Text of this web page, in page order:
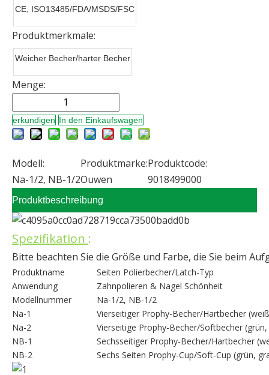
CE, ISO13485/FDA/MSDS/FSC
Produktmerkmale:
Weicher Becher/harter Becher
Menge:
erkundigen In den Einkaufswagen
Modell:
Na-1/2, NB-1/2
Produktmarke:
Ouwen
Produktcode:
9018499000
Produktbeschreibung
Spezifikation :
Bitte beachten Sie die Größe und Farbe, die Sie beim
Produktname
Seiten Polierbecher/Latch-Typ
Anwendung
Zahnpolieren & Nagel Schönheit
Modellnummer
Na-1/2, NB-1/2
Na-1
Vierseitiger Prophy-Becher/Hartbecher
Na-2
Vierseitige Prophy-Becher/Softbecher
NB-1
Sechsseitiger Prophy-Becher/Hartbecher
NB-2
Sechs Seiten Prophy-Cup/Soft-Cup (grün,